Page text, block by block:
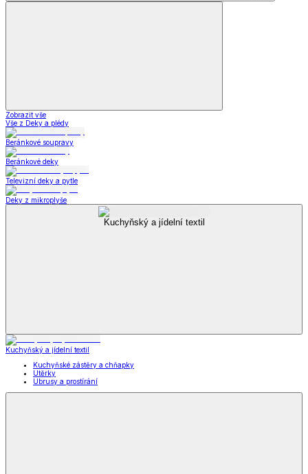
Zobrazit vše
Vše z Deky a plédy
Beránkové soupravy
Beránkové deky
Televizní deky a pytle
Deky z mikroplyše
Kuchyňský a jídelní textil
Kuchyňský a jídelní textil
Kuchyňské zástěry a chňapky
Utěrky
Ubrusy a prostírání